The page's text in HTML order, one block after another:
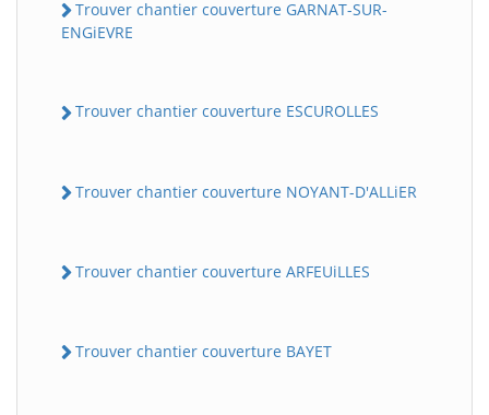
Trouver chantier couverture GARNAT-SUR-
ENGiEVRE
Trouver chantier couverture ESCUROLLES
Trouver chantier couverture NOYANT-D'ALLiER
Trouver chantier couverture ARFEUiLLES
Trouver chantier couverture BAYET